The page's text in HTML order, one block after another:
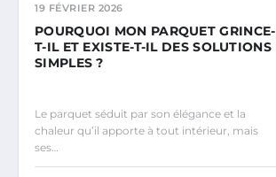
19 FÉVRIER 2026
POURQUOI MON PARQUET GRINCE-
T-IL ET EXISTE-T-IL DES SOLUTIONS
SIMPLES ?
Le parquet séduit par son élégance et la
chaleur qu’il apporte à tout intérieur, mais
ses…